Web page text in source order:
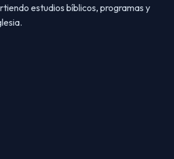
estudios bíblicos, programas y